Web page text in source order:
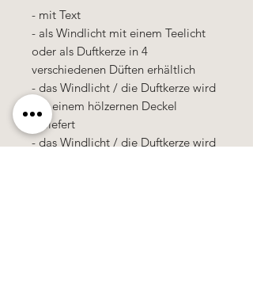
- mit Text
- als Windlicht mit einem Teelicht
oder als Duftkerze in 4
verschiedenen Düften erhältlich
- das Windlicht / die Duftkerze wird
mit einem hölzernen Deckel
geliefert
- das Windlicht / die Duftkerze wird